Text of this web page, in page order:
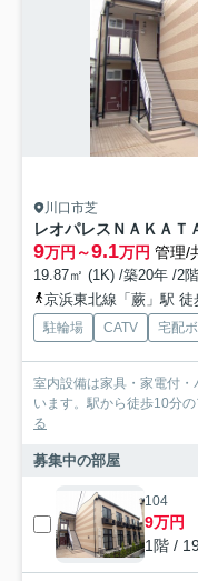
川口市芝
レオパレスＮＡＫＡ
9万円～9.1万円 管理/
19.87㎡ (1K) /築20年 /2
京浜東北線「蕨」駅 徒
駐輪場 CATV 宅配
室内設備は家具・家電付
います。駅から徒歩10分
る
募集中の部屋
104
9万円
1階 /